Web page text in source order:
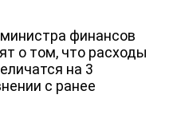
финансов
о том, что расходы
на 3
с ранее